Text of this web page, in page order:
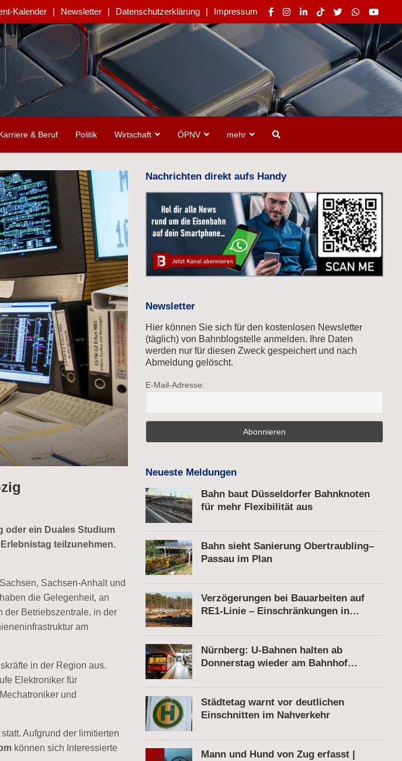
Kalender Newsletter Datenschutzerklärung Impressum
& Beruf Politik Wirtschaft ÖPNV mehr
oder ein Duales Studium
teilzunehmen.
Sachsen-Anhalt und
die Gelegenheit, an
der Betriebszentrale, in der
am
in der Region aus.
Elektroniker für
und
Aufgrund der limitierten
können sich Interessierte
Nachrichten direkt aufs Handy
Newsletter
Hier können Sie sich für den kostenlosen Newsletter
(täglich) von Bahnblogstelle anmelden. Ihre Daten
werden nur für diesen Zweck gespeichert und nach
Abmeldung gelöscht.
E-Mail-Adresse:
Neueste Meldungen
Bahn baut Düsseldorfer Bahnknoten
für mehr Flexibilität aus
Bahn sieht Sanierung Obertraubling–
Passau im Plan
Verzögerungen bei Bauarbeiten auf
RE1-Linie – Einschränkungen in
Nürnberg: U-Bahnen halten ab
Donnerstag wieder am Bahnhof
Städtetag warnt vor deutlichen
Einschnitten im Nahverkehr
Mann und Hund von Zug erfasst |